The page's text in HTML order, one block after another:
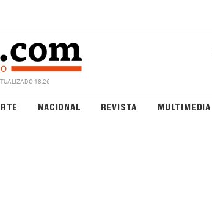
18:26
NACIONAL REVISTA MULTIMEDIA